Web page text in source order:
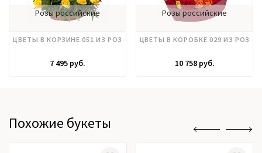
Розы российские
ЦВЕТЫ В КОРЗИНЕ 051 ИЗ РОЗ
7 495 руб.
Розы российские
ЦВЕТЫ В КОРОБКЕ 029 ИЗ РОЗ
10 758 руб.
Похожие букеты